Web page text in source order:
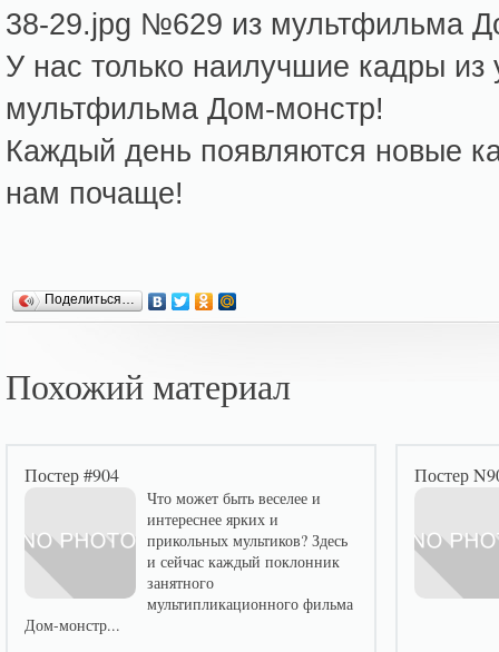
38-29.jpg №629 из мультфильма
У нас только наилучшие кадры из
мультфильма Дом-монстр!
Каждый день появляются новые
нам почаще!
Поделиться…
Похожий материал
Постер #904
Что может быть веселее и
интереснее ярких и
прикольных мультиков? Здесь
и сейчас каждый поклонник
занятного
мультипликационного фильма
Дом-монстр...
Постер